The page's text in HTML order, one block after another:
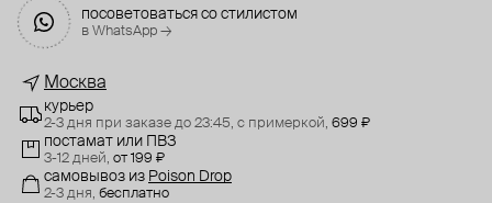
посоветоваться со стилистом
в WhatsApp →
Москва
курьер
2-3 дня при заказе до 23:45, с примеркой, 699 ₽
постамат или ПВЗ
3-12 дней, от 199 ₽
самовывоз из Poison Drop
2-3 дня, бесплатно